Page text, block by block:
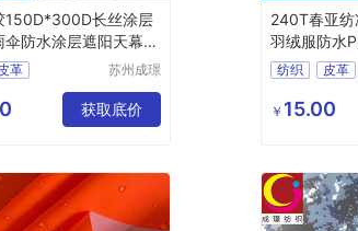
150D*300D长丝涂层
伞防水涂层遮阳天幕面
皮革
料
苏州成璟
有限公司
获取底价
240T春亚纺
羽绒服防水
纺织
皮革
￥ 15.00